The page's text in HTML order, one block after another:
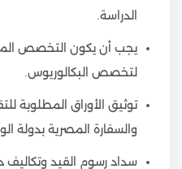
الدراسة.
يجب أن يكون التخصص
لتخصص البكالوريوس.
توثيق الأوراق المطلوبة
والسفارة المصرية بدولة
سداد رسوم القيد